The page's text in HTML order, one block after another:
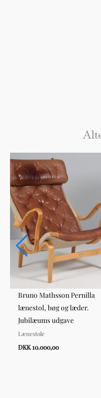
Bruno Mathsson Pernilla
lænestol, bøg og læder.
Jubilæums udgave
Lænestole
DKK 10.000,00